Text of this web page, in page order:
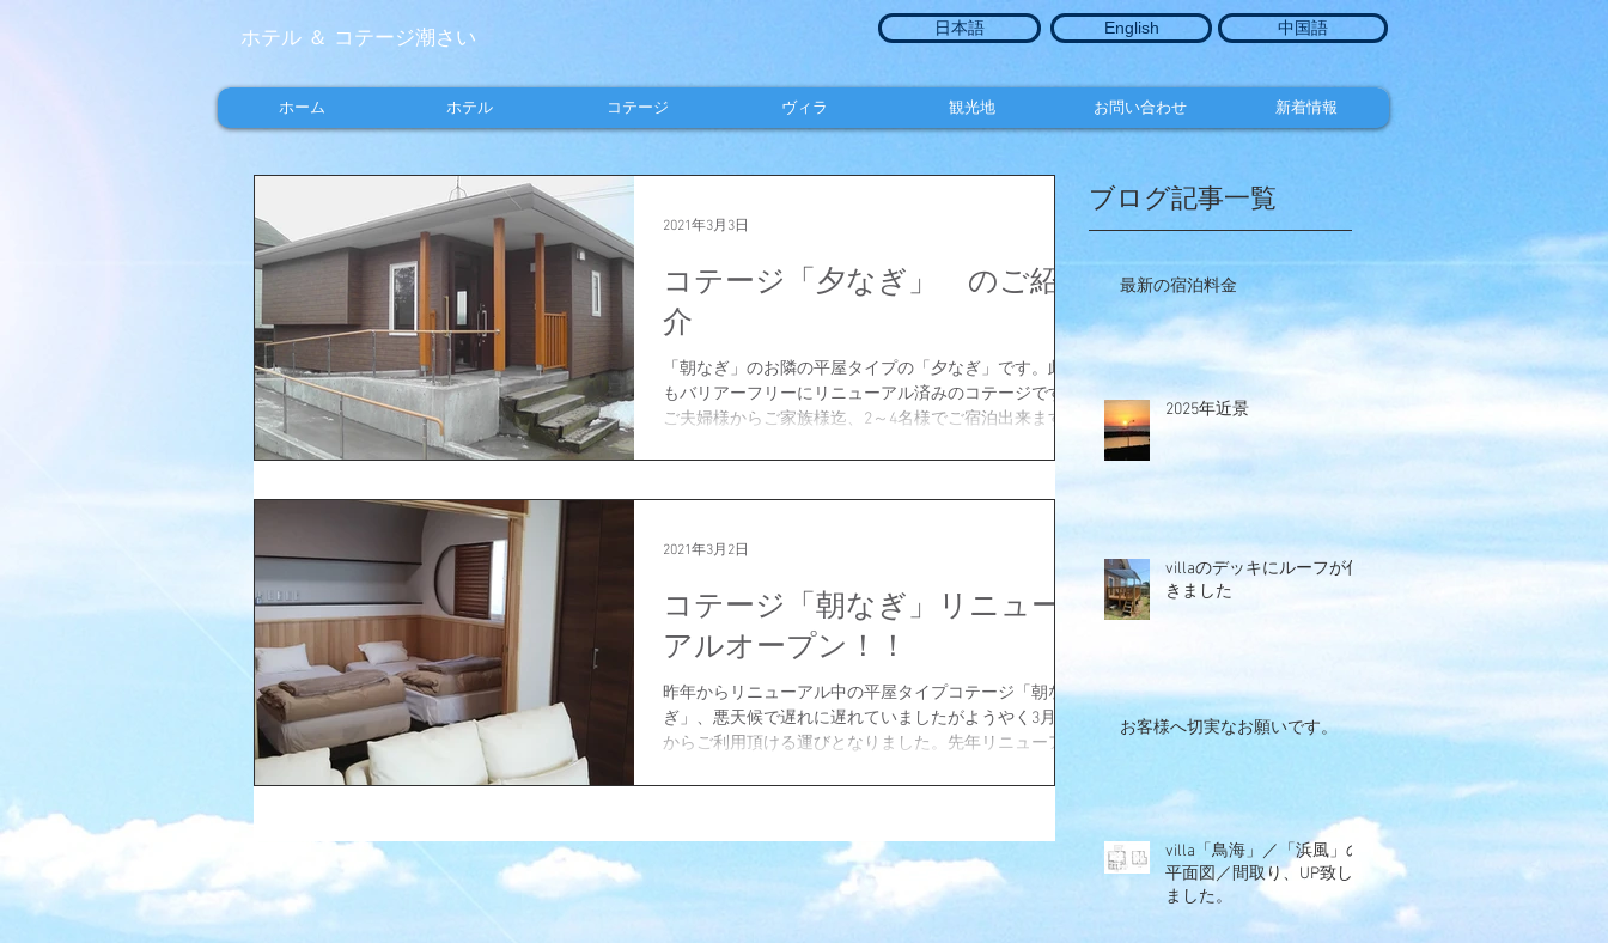
ホテル ＆ コテージ潮さい 日本語 English 中国語
ホーム ホテル コテージ ヴィラ 観光地 お問い合わせ 新着情報
コテージ「夕なぎ」 のご紹
介
「朝なぎ」のお隣の平屋タイプの「夕なぎ」です。此方
もバリアーフリーにリニューアル済みのコテージです。
ご夫婦様からご家族様迄、2～4名様でご宿泊出来ます。
2021年3月3日
コテージ「朝なぎ」リニュー
アルオープン！！
昨年からリニューアル中の平屋タイプコテージ「朝な
ぎ」、悪天候で遅れに遅れていましたがようやく3月1日
からご利用頂ける運びとなりました。先年リニューアル
2021年3月2日
ブログ記事一覧
最新の宿泊料金
2025年近景
villaのデッキにルーフが付
きました
お客様へ切実なお願いです。
villa「鳥海」／「浜風」の
平面図／間取り、UP致し
ました。